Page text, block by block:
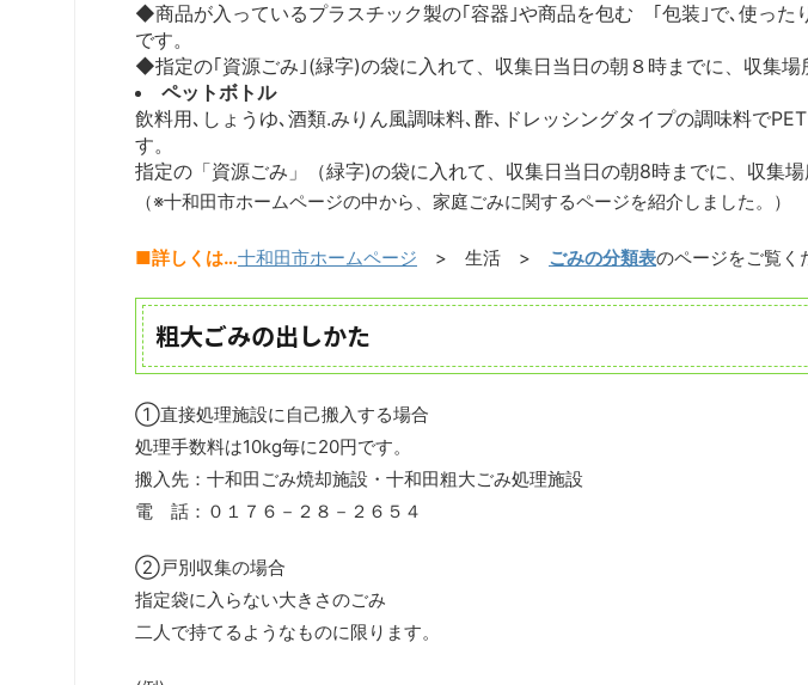
◆商品が入っているプラスチック製の｢容器｣や商品を包む ｢包装｣で､使った
です。
◆指定の｢資源ごみ｣(緑字)の袋に入れて、収集日当日の朝８時までに、収集場
ペットボトル
飲料用､しょうゆ､酒類.みりん風調味料､酢､ドレッシングタイプの調味料で
す。
指定の「資源ごみ」（緑字)の袋に入れて、収集日当日の朝8時までに、収集場
（※十和田市ホームページの中から、家庭ごみに関するページを紹介しました。）
■詳しくは…十和田市ホームページ > 生活 > ごみの分類表のページをご覧く
粗大ごみの出しかた
①直接処理施設に自己搬入する場合
処理手数料は10kg毎に20円です。
搬入先：十和田ごみ焼却施設・十和田粗大ごみ処理施設
電 話：０１７６－２８－２６５４
②戸別収集の場合
指定袋に入らない大きさのごみ
二人で持てるようなものに限ります。